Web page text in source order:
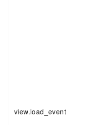
view.load_event